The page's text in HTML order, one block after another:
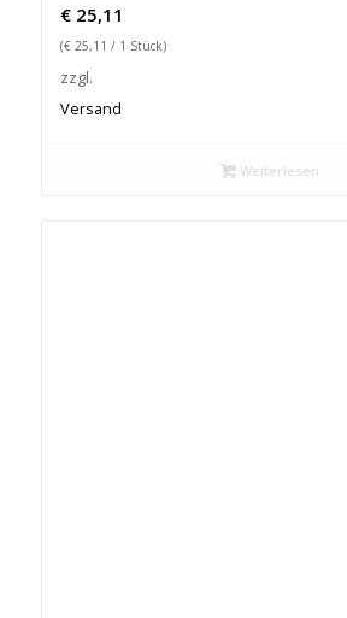
€25,11
(€25,11 / 1 Stück)
zzgl.
Versand
Weiterlesen